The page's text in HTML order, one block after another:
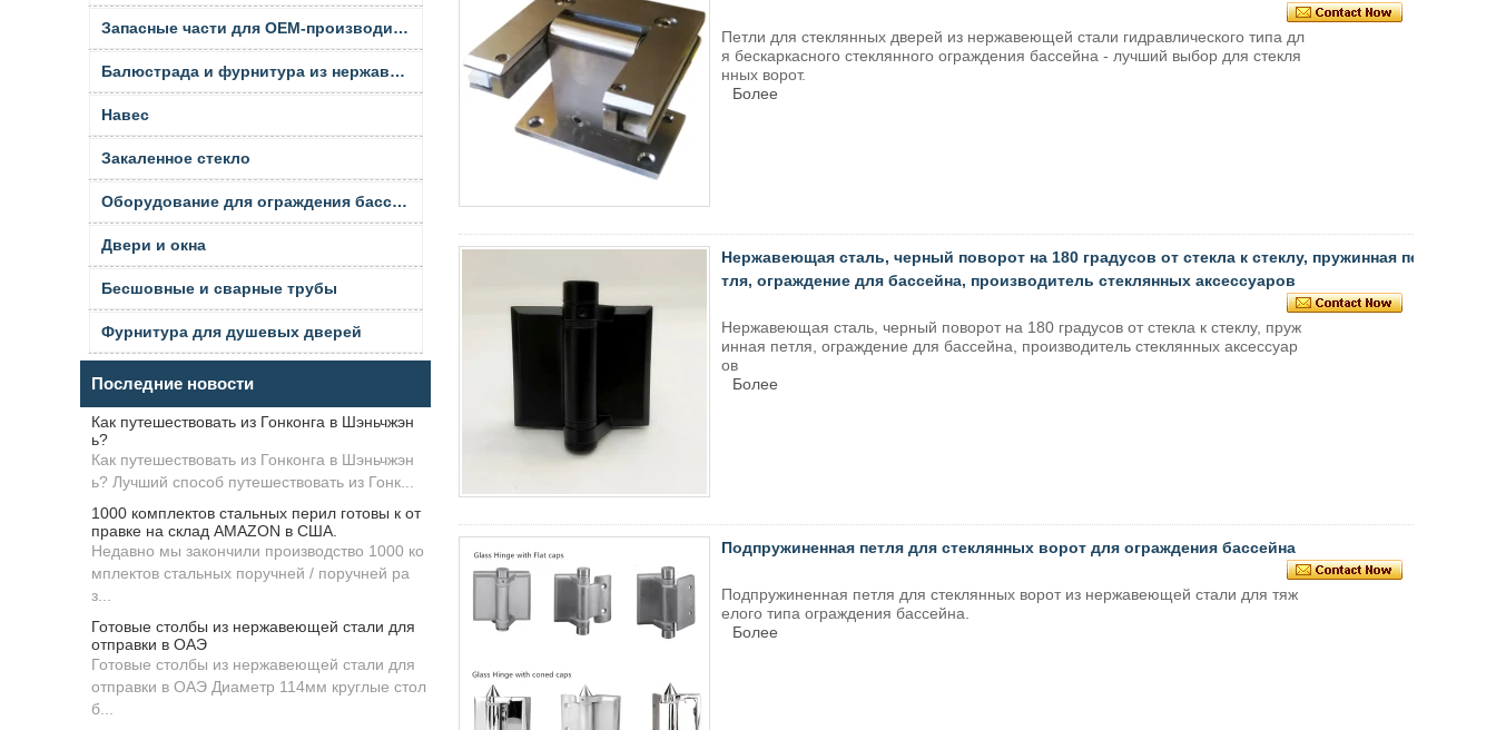
Запасные части для OEM-производителей
Балюстрада и фурнитура из нержавеющей стали
Навес
Закаленное стекло
Оборудование для ограждения бассейна
Двери и окна
Бесшовные и сварные трубы
Фурнитура для душевых дверей
Последние новости
Как путешествовать из Гонконга в Шэньчжэн
ь?
Как путешествовать из Гонконга в Шэньчжэн
ь? Лучший способ путешествовать из Гонк...
1000 комплектов стальных перил готовы к от
правке на склад AMAZON в США.
Недавно мы закончили производство 1000 ко
мплектов стальных поручней / поручней ра
з...
Готовые столбы из нержавеющей стали для
отправки в ОАЭ
Готовые столбы из нержавеющей стали для
отправки в ОАЭ Диаметр 114мм круглые стол
б...
Петли для стеклянных дверей из нержавеющей стали гидравлического типа дл
я бескаркасного стеклянного ограждения бассейна - лучший выбор для стекля
нных ворот.
Более
Нержавеющая сталь, черный поворот на 180 градусов от стекла к стеклу, пружинная пе
тля, ограждение для бассейна, производитель стеклянных аксессуаров
Нержавеющая сталь, черный поворот на 180 градусов от стекла к стеклу, пруж
инная петля, ограждение для бассейна, производитель стеклянных аксессуар
ов
Более
Подпружиненная петля для стеклянных ворот для ограждения бассейна
Подпружиненная петля для стеклянных ворот из нержавеющей стали для тяж
елого типа ограждения бассейна.
Более